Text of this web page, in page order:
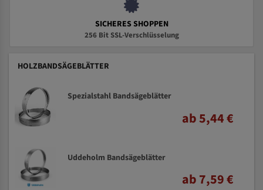
SICHERES SHOPPEN
256 Bit SSL-Verschlüsselung
HOLZBANDSÄGEBLÄTTER
Spezialstahl Bandsägeblätter
ab 5,44 €
Uddeholm Bandsägeblätter
ab 7,59 €